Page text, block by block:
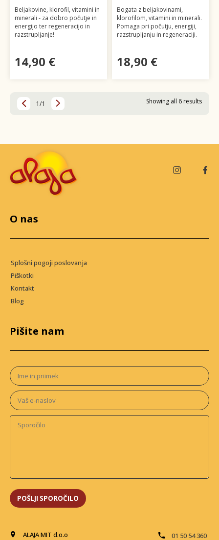
Beljakovine, klorofil, vitamini in
minerali - za dobro počutje in
energijo ter regeneracijo in
razstrupljanje!
14,90 €
Bogata z beljakovinami,
klorofilom, vitamini in minerali.
Pomaga pri počutju, energiji,
razstrupljanju in regeneraciji.
18,90 €
Showing all 6 results
1/1
ALAJA MIT d.o.o
01 50 54 360
O nas
Splošni pogoji poslovanja
Piškotki
Kontakt
Blog
Pišite nam